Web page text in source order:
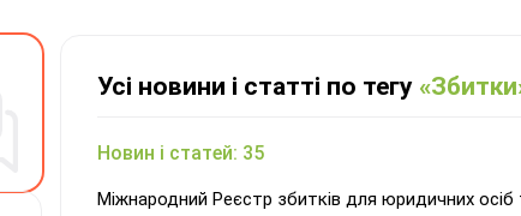
Усі новини і статті по тегу
Новин і статей: 35
Міжнародний Реєстр збитків для юридичних